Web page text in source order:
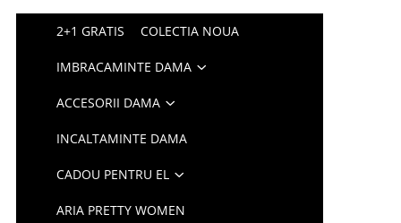
2+1 GRATIS COLECTIA NOUA
IMBRACAMINTE DAMA
ACCESORII DAMA
INCALTAMINTE DAMA
CADOU PENTRU EL
ARIA PRETTY WOMEN